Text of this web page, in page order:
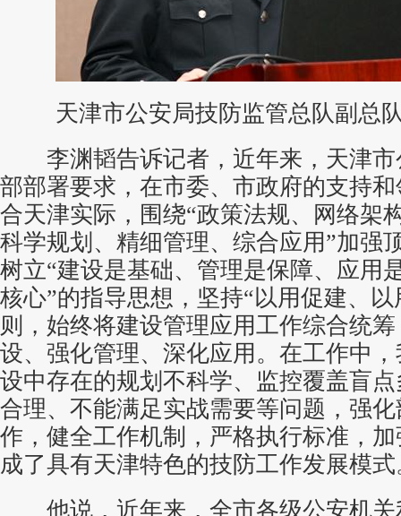
天津市公安局技防监管总队副总
李渊韬告诉记者，近年来，天津市
部部署要求，在市委、市政府的支持
合天津实际，围绕“政策法规、网络架
科学规划、精细管理、综合应用”加强
树立“建设是基础、管理是保障、应用
核心”的指导思想，坚持“以用促建、以
则，始终将建设管理应用工作综合统
设、强化管理、深化应用。在工作中
设中存在的规划不科学、监控覆盖盲
合理、不能满足实战需要等问题，强
作，健全工作机制，严格执行标准，
成了具有天津特色的技防工作发展模式
他说，近年来，全市各级公安机关